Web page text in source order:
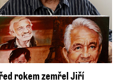
rokem zemřel Jiří